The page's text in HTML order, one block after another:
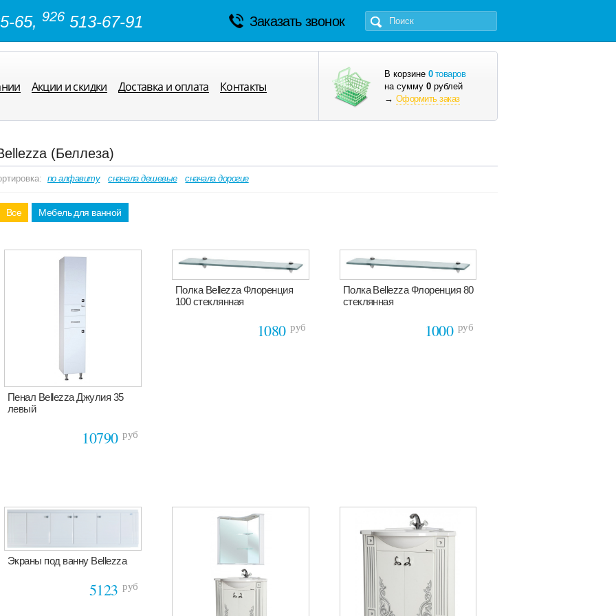
65, 926 513-67-91 Заказать звонок
В корзине 0товаров
на сумму 0 рублей
→ Оформить заказ
Акции и скидки Доставка и оплата Контакты
(Беллеза)
по алфавиту сначала дешевые сначала дорогие
Все Мебель для ванной
Пенал Bellezza Джулия 35
левый
10790руб
Полка Bellezza Флоренция
100 стеклянная
1080руб
Полка Bellezza Флоренция 80
стеклянная
1000 руб
Экраны под ванну Bellezza
5123руб